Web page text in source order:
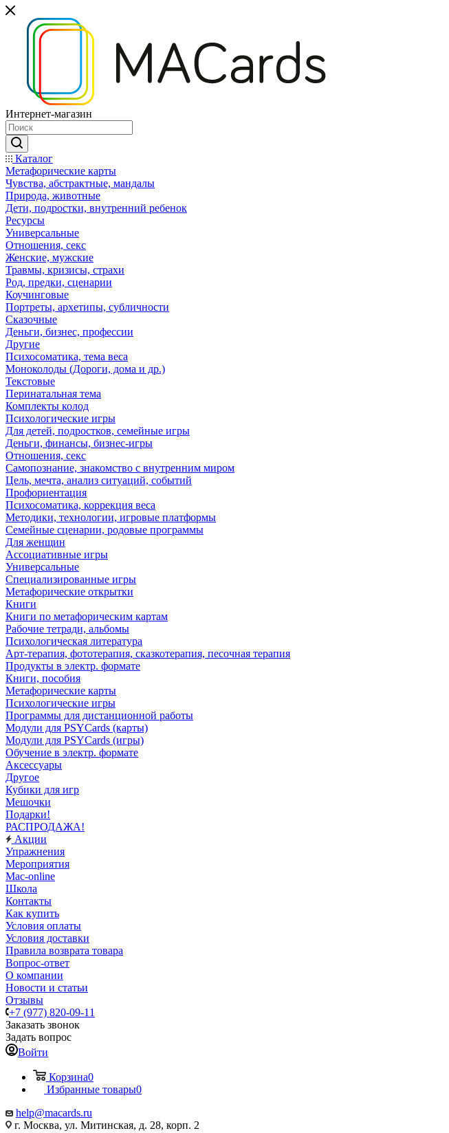
Интернет-магазин
Каталог
Mетафорические карты
Чувства, абстрактные, мандалы
Природа, животные
Дети, подростки, внутренний ребенок
Ресурсы
Универсальные
Отношения, секс
Женские, мужские
Травмы, кризисы, страхи
Род, предки, сценарии
Коучинговые
Портреты, архетипы, субличности
Сказочные
Деньги, бизнес, профессии
Другие
Психосоматика, тема веса
Моноколоды (Дороги, дома и др.)
Текстовые
Перинатальная тема
Комплекты колод
Психологические игры
Для детей, подростков, семейные игры
Деньги, финансы, бизнес-игры
Отношения, секс
Самопознание, знакомство с внутренним миром
Цель, мечта, анализ ситуаций, событий
Профориентация
Психосоматика, коррекция веса
Методики, технологии, игровые платформы
Семейные сценарии, родовые программы
Для женщин
Ассоциативные игры
Универсальные
Специализированные игры
Метафорические открытки
Книги
Книги по метафорическим картам
Рабочие тетради, альбомы
Психологическая литература
Арт-терапия, фототерапия, сказкотерапия, песочная терапия
Продукты в электр. формате
Книги, пособия
Метафорические карты
Психологические игры
Программы для дистанционной работы
Модули для PSYCards (карты)
Модули для PSYCards (игры)
Обучение в электр. формате
Аксессуары
Другое
Кубики для игр
Мешочки
Подарки!
РАСПРОДАЖА!
Акции
Упражнения
Мероприятия
Mac-online
Школа
Контакты
Как купить
Условия оплаты
Условия доставки
Правила возврата товара
Вопрос-ответ
О компании
Новости и статьи
Отзывы
+7 (977) 820-09-11
Заказать звонок
Задать вопрос
Войти
Корзина0
Избранные товары0
help@macards.ru
г. Москва, ул. Митинская, д. 28, корп. 2